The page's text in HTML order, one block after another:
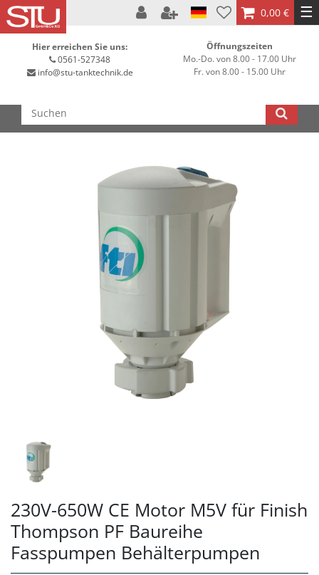
0,00 € ☰
Hier erreichen Sie uns:
0561-527348
info@stu-tanktechnik.de
Öffnungszeiten
Mo.-Do. von 8.00 - 17.00 Uhr
Fr. von 8.00 - 15.00 Uhr
230V-650W CE Motor M5V für Finish
Thompson PF Baureihe
Fasspumpen Behälterpumpen